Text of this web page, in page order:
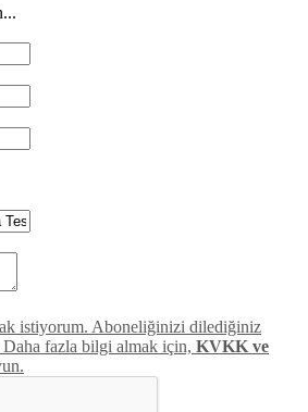
istiyorum. Aboneliğinizi dilediğiniz
fazla bilgi almak için, KVKK ve